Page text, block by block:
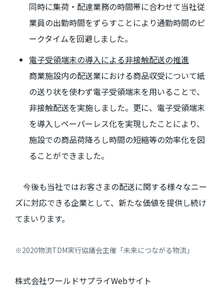
同時に集荷・配達業務の時間帯に合わせて当社従
業員の出勤時間をずらすことにより通勤時間のピ
ークタイムを回避しました。
電子受領端末の導入による非接触配送の推進
商業施設内の配送業における商品収受について紙
の送り状を使わず電子受領端末を用いることで、
非接触配送を実施しました。更に、電子受領端末
を導入しペーパーレス化を実現したことにより、
施設での商品荷降ろし時間の短縮等の効率化を図
ることができました。
今後も当社ではお客さまの配送に関する様々なニー
ズに対応できる企業として、新たな価値を提供し続け
てまいります。
※2020物流TDM実行協議会主催「未来につながる物流」
株式会社ワールドサプライWebサイト